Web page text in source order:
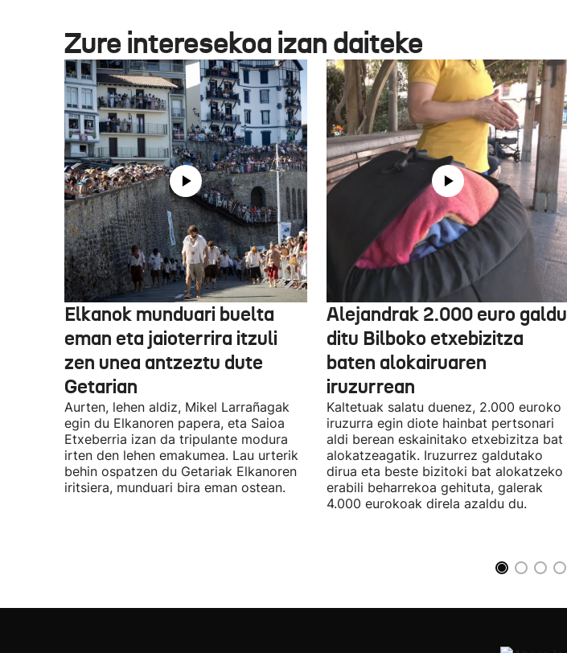
Zure interesekoa izan daiteke
Elkanok munduari buelta
eman eta jaioterrira itzuli
zen unea antzeztu dute
Getarian
Aurten, lehen aldiz, Mikel Larrañagak
egin du Elkanoren papera, eta Saioa
Etxeberria izan da tripulante modura
irten den lehen emakumea. Lau urterik
behin ospatzen du Getariak Elkanoren
iritsiera, munduari bira eman ostean.
Alejandrak 2.000 euro galdu
ditu Bilboko etxebizitza
baten alokairuaren
iruzurrean
Kaltetuak salatu duenez, 2.000 euroko
iruzurra egin diote hainbat pertsonari
aldi berean eskainitako etxebizitza bat
alokatzeagatik. Iruzurrez galdutako
dirua eta beste bizitoki bat alokatzeko
erabili beharrekoa gehituta, galerak
4.000 eurokoak direla azaldu du.